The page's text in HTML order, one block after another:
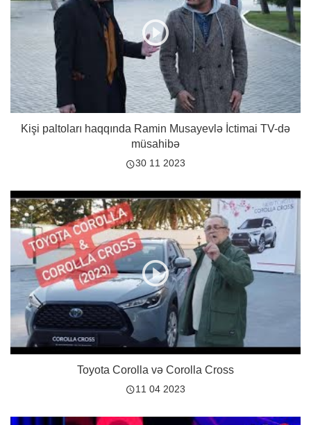
Kişi paltoları haqqında Ramin Musayevlə İctimai TV-də
müsahibə
30 11 2023
Toyota Corolla və Corolla Cross
11 04 2023